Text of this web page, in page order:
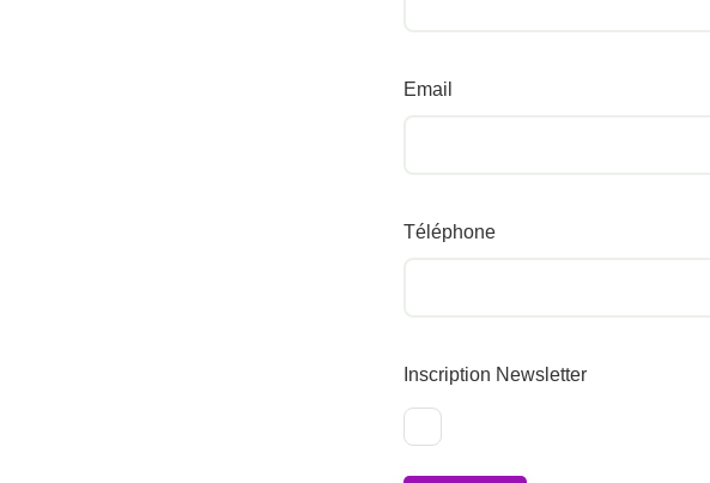
Email
Téléphone
Inscription Newsletter